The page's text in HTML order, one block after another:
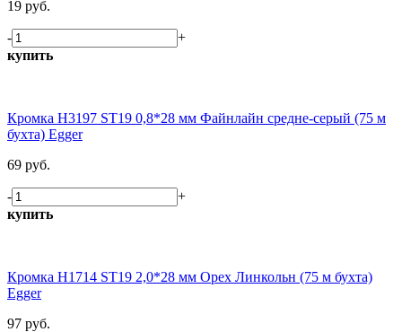
19 руб.
-
+
купить
Кромка H3197 ST19 0,8*28 мм Файнлайн средне-серый (75 м
бухта) Egger
69 руб.
-
+
купить
Кромка H1714 ST19 2,0*28 мм Орех Линкольн (75 м бухта)
Egger
97 руб.